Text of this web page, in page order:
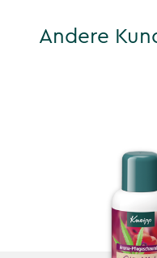
Andere